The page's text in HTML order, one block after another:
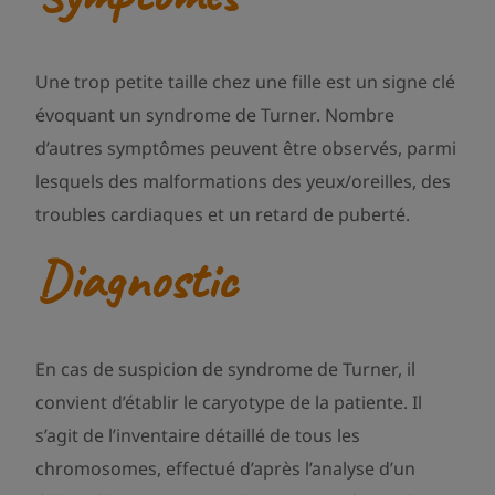
Une trop petite taille chez une fille est un signe clé
évoquant un syndrome de Turner. Nombre
d’autres symptômes peuvent être observés, parmi
lesquels des malformations des yeux/oreilles, des
troubles cardiaques et un retard de puberté.
Diagnostic
En cas de suspicion de syndrome de Turner, il
convient d’établir le caryotype de la patiente. Il
s’agit de l’inventaire détaillé de tous les
chromosomes, effectué d’après l’analyse d’un